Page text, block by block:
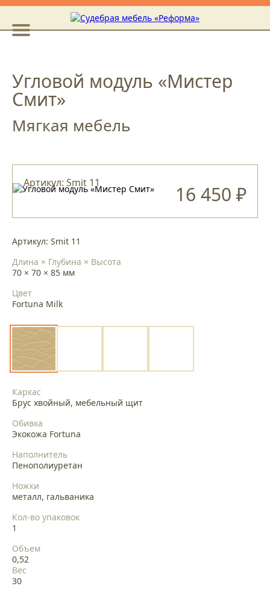
Угловой модуль «Мистер
Смит»
Мягкая мебель
Артикул: Smit 11 16 450 ₽
Артикул: Smit 11
Длина × Глубина × Высота
70 × 70 × 85 мм
Цвет
Fortuna Milk
Каркас
Брус хвойный, мебельный щит
Обивка
Экокожа Fortuna
Наполнитель
Пенополиуретан
Ножки
металл, гальваника
Кол-во упаковок
1
Объем
0,52
Вес
30